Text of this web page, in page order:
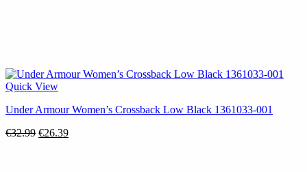
Quick View
Under Armour Women’s Crossback Low Black 1361033-001
€32.99 Original
€26.39Η